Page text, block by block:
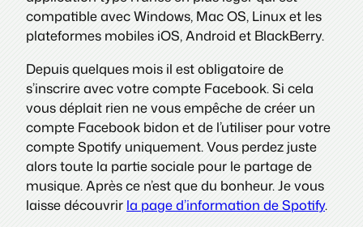
compatible avec Windows, Mac OS, Linux et les
plateformes mobiles iOS, Android et BlackBerry.
Depuis quelques mois il est obligatoire de
s’inscrire avec votre compte Facebook. Si cela
vous déplait rien ne vous empêche de créer un
compte Facebook bidon et de l’utiliser pour votre
compte Spotify uniquement. Vous perdez juste
alors toute la partie sociale pour le partage de
musique. Après ce n’est que du bonheur. Je vous
laisse découvrir la page d’information de Spotify.